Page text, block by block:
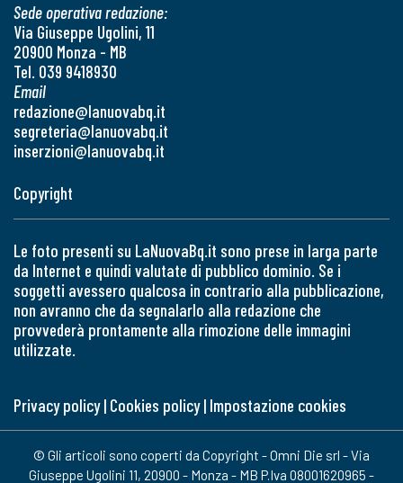
Sede operativa redazione:
Via Giuseppe Ugolini, 11
20900 Monza - MB
Tel. 039 9418930
Email
redazione@lanuovabq.it
segreteria@lanuovabq.it
inserzioni@lanuovabq.it
Copyright
Le foto presenti su LaNuovaBq.it sono prese in larga parte
da Internet e quindi valutate di pubblico dominio. Se i
soggetti avessero qualcosa in contrario alla pubblicazione,
non avranno che da segnalarlo alla redazione che
provvederà prontamente alla rimozione delle immagini
utilizzate.
Privacy policy| Cookies policy| Impostazione cookies
© Gli articoli sono coperti da Copyright - Omni Die srl - Via
Giuseppe Ugolini 11, 20900 - Monza - MB P.Iva 08001620965 -